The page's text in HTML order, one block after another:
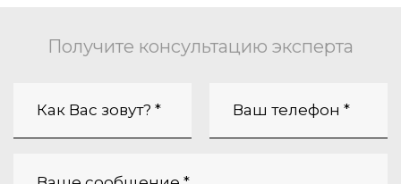
Получите консультацию эксперта